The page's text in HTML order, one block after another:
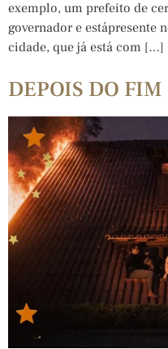
exemplo, um prefeito de
governador e estápresente
cidade, que já está com […]
DEPOIS DO FIM